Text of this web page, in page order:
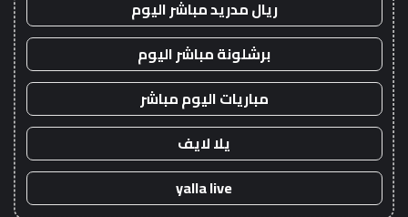
ريال مدريد مباشر اليوم
برشلونة مباشر اليوم
مباريات اليوم مباشر
يلا لايف
yalla live